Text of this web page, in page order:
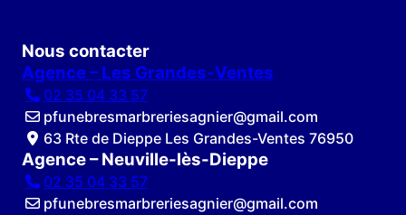
Nous contacter
Agence – Les Grandes-Ventes
02 35 04 33 57
pfunebresmarbreriesagnier@gmail.com
63 Rte de Dieppe Les Grandes-Ventes 76950
Agence – Neuville-lès-Dieppe
02 35 04 33 57
pfunebresmarbreriesagnier@gmail.com